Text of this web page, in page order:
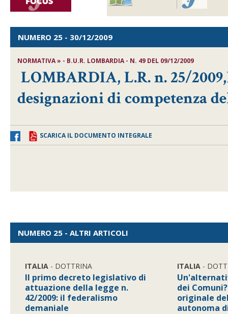
NUMERO 25 - 30/12/2009
NORMATIVA » - B.U.R. LOMBARDIA - N. 49 DEL 09/12/2009
LOMBARDIA, L.R. n. 25/
designazioni di competenza
SCARICA IL DOCUMENTO INTEGRALE
NUMERO 25 - ALTRI ARTICOLI
ITALIA - DOTTRINA
Il primo decreto legislativo di
attuazione della legge n.
42/2009: il federalismo
demaniale
ITALIA -
dei
originale
autonoma